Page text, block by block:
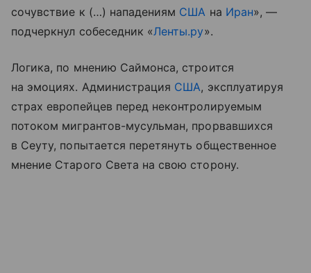
сочувствие к (…) нападениям США на Иран», —
подчеркнул собеседник «Ленты.ру».
Логика, по мнению Саймонса, строится
на эмоциях. Администрация США, эксплуатируя
страх европейцев перед неконтролируемым
потоком мигрантов-мусульман, прорвавшихся
в Сеуту, попытается перетянуть общественное
мнение Старого Света на свою сторону.